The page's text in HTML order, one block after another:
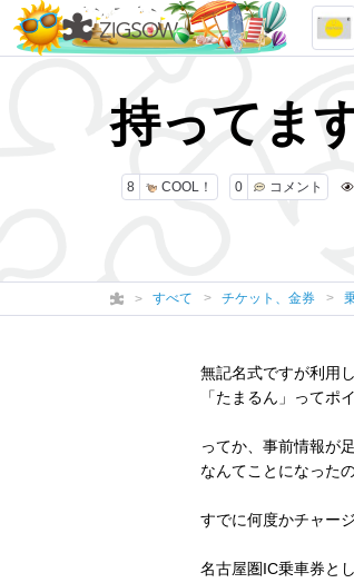
持ってま
8 COOL！ 0 コメント
すべて チケット、金券
無記名式ですが利用
「たまるん」ってポ
ってか、事前情報が
なんてことになった
すでに何度かチャー
名古屋圏IC乗車券と